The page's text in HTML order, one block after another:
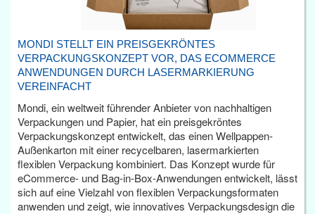
MONDI STELLT EIN PREISGEKRÖNTES
VERPACKUNGSKONZEPT VOR, DAS ECOMMERCE
ANWENDUNGEN DURCH LASERMARKIERUNG
VEREINFACHT
Mondi, ein weltweit führender Anbieter von nachhaltigen
Verpackungen und Papier, hat ein preisgekröntes
Verpackungskonzept entwickelt, das einen Wellpappen-
Außenkarton mit einer recycelbaren, lasermarkierten
flexiblen Verpackung kombiniert. Das Konzept wurde für
eCommerce- und Bag-in-Box-Anwendungen entwickelt, lässt
sich auf eine Vielzahl von flexiblen Verpackungsformaten
anwenden und zeigt, wie innovatives Verpackungsdesign die